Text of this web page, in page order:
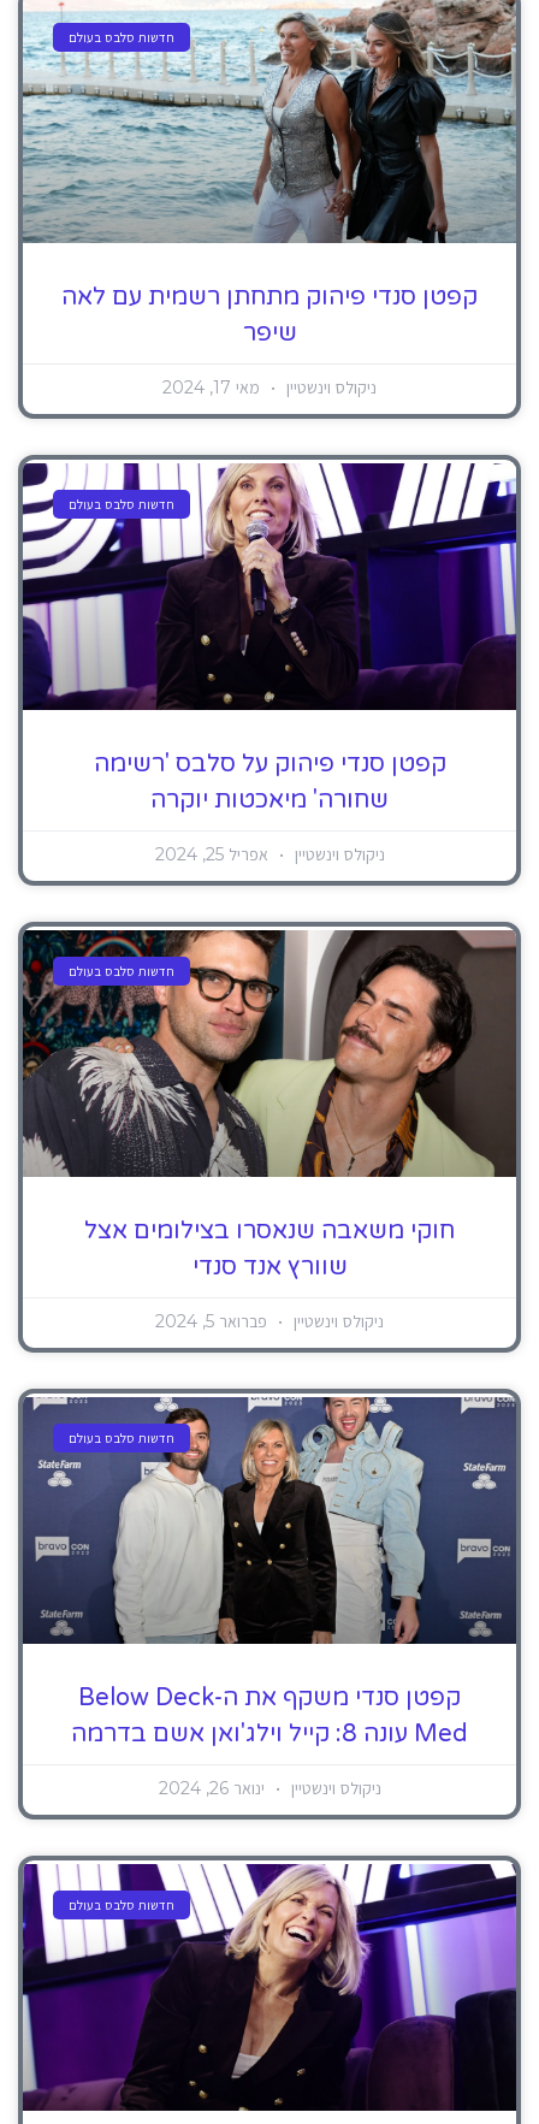
חדשות סלבס בעולם
קפטן סנדי פיהוק מתחתן רשמית עם לאה
שיפר
ניקולס וינשטיין מאי 17, 2024
חדשות סלבס בעולם
קפטן סנדי פיהוק על סלבס 'רשימה
שחורה' מיאכטות יוקרה
ניקולס וינשטיין אפריל 25, 2024
חדשות סלבס בעולם
חוקי משאבה שנאסרו בצילומים אצל
שוורץ אנד סנדי
ניקולס וינשטיין פברואר 5, 2024
חדשות סלבס בעולם
קפטן סנדי משקף את ה-Below Deck
Med עונה 8: קייל וילג'ואן אשם בדרמה
ניקולס וינשטיין ינואר 26, 2024
חדשות סלבס בעולם